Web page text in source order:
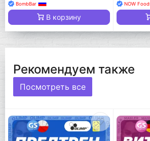
BombBar
В корзину
NOW
Рекомендуем также
Посмотреть все